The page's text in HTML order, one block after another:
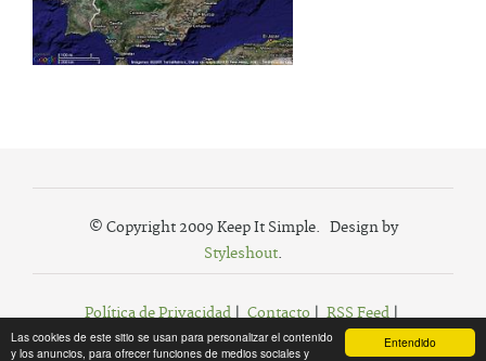
Entendido
Las cookies de este sitio se usan para personalizar el contenido
y los anuncios, para ofrecer funciones de medios sociales y
© Copyright 2009 Keep It Simple. Design by
Styleshout.
Política de Privacidad| Contacto| RSS Feed|
Agregar a Favoritos